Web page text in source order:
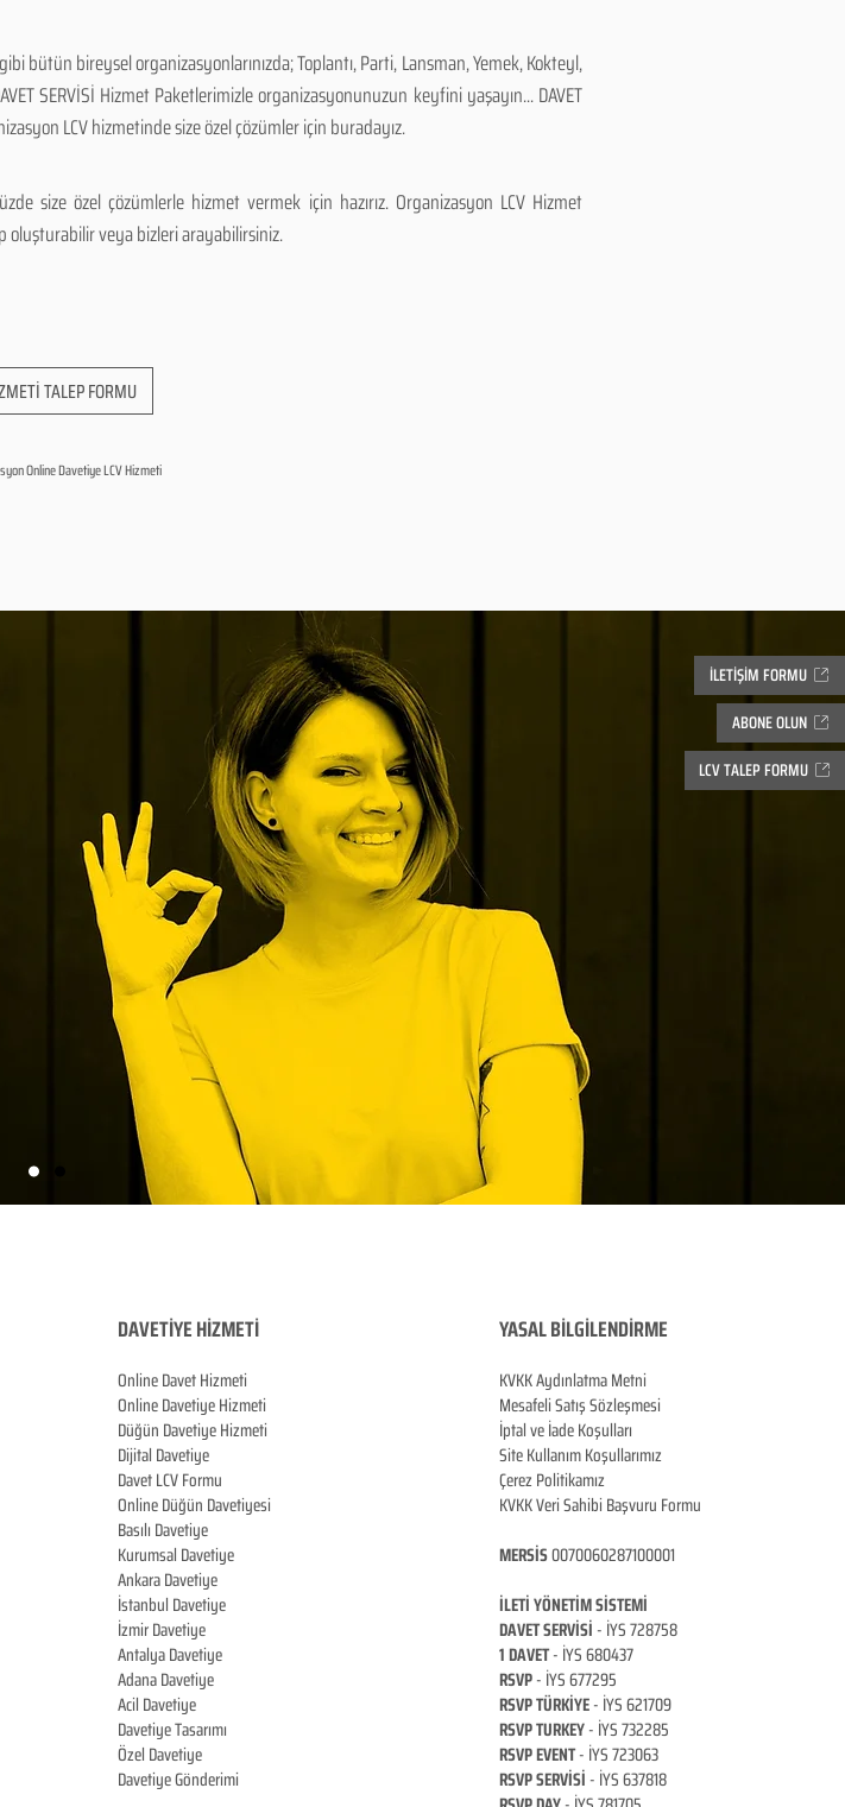
ABONE OLUN
LCV TALEP FORMU
İLETİŞİM FORMU
bütün bireysel organizasyonlarınızda; Toplantı, Parti, Lansman, Yemek, Kokteyl,
SERVİSİ Hizmet Paketlerimizle organizasyonunuzun keyfini yaşayın... DAVET
LCV hizmetinde size özel çözümler için buradayız.
size özel çözümlerle hizmet vermek için hazırız. Organizasyon LCV Hizmet
oluşturabilir veya bizleri arayabilirsiniz.
TALEP FORMU
Online Davetiye LCV Hizmeti
DAVETİYE HİZMETİ
Online Davet Hizmeti
Online Davetiye Hizmeti
Düğün Davetiye Hizmeti
Dijital Davetiye
Davet LCV Formu
Online Düğün Davetiyesi
Basılı Davetiye
Kurumsal Davetiye
Ankara Davetiye
İstanbul Davetiye
İzmir Davetiye
Antalya Davetiye
Adana Davetiye
Acil Davetiye
Davetiye Tasarımı
Özel Davetiye
Davetiye Gönderimi
YASAL BİLGİLENDİRME
KVKK Aydınlatma Metni
Mesafeli Satış Sözleşmesi
İptal ve İade Koşulları
Site Kullanım Koşullarımız
Çerez Politikamız
KVKK Veri Sahibi Başvuru Formu
MERSİS0070060287100001
İLETİ YÖNETİM SİSTEMİ
DAVET SERVİSİ- İYS 728758
1 DAVET- İYS 680437
RSVP- İYS 677295
RSVP TÜRKİYE- İYS 621709
RSVP TURKEY- İYS 732285
RSVP EVENT- İYS 723063
RSVP SERVİSİ- İYS 637818